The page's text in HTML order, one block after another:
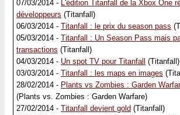
07/03/2014 - L'édition Titanfall de la Xbox One
développeurs (Titanfall)
06/03/2014 - Titanfall : le prix du season pass
05/03/2014 - Titanfall : Un Season Pass mais
transactions (Titanfall)
04/03/2014 - Un spot TV pour Titanfall (Titanfall)
03/03/2014 - Titanfall : les maps en images
28/02/2014 - Plants vs Zombies : Garden
(Plants vs. Zombies : Garden Warfare)
27/02/2014 - Titanfall devient gold (Titanfall)